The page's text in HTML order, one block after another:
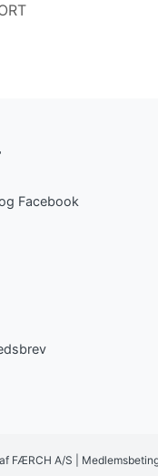
Facebook
FÆRCH A/S |